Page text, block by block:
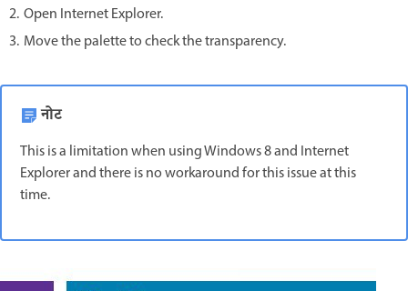
Open Internet Explorer.
Move the palette to check the transparency.
नोट
This is a limitation when using Windows 8 and Internet
Explorer and there is no workaround for this issue at this
time.